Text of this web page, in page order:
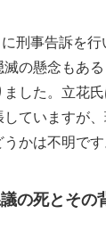
刑事告訴を
の懸念もあ
した。立花
ていますが
かは不明です
の死とその